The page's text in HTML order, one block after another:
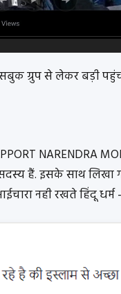
ग्रुप से लेकर बड़ी
NARENDRA
हैं. इसके साथ लिखा
नही रखते हिंदू